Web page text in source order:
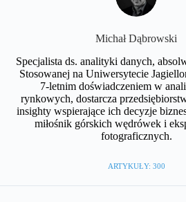
Michał Dąbrowski
Specjalista ds. analityki danych,
Stosowanej na Uniwersytecie
7-letnim doświadczeniem w
rynkowych, dostarcza
insighty wspierające ich decyzje
miłośnik górskich wędrówek i
fotograficznych.
ARTYKUŁY: 300